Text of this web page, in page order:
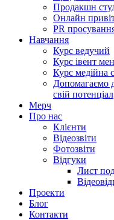
Продакшн
Онлайн
PR
Навчання
Курс ведучий
Курс івент
Курс медійна
Допомагаємо
свій потенціал
Мерч
Про нас
Клієнти
Відеозвіти
Фотозвіти
Відгуки
Лист
Проекти
Блог
Контакти